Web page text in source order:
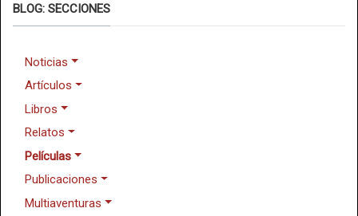
BLOG: SECCIONES
Noticias
Artículos
Libros
Relatos
Películas
Publicaciones
Multiaventuras